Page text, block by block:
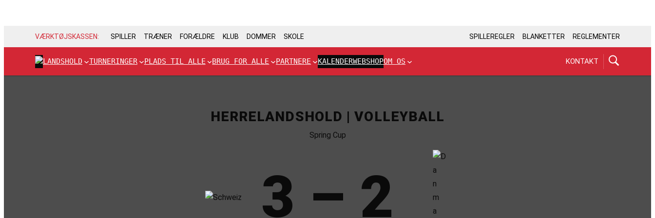
VÆRKTØJSKASSEN: SPILLER TRÆNER FORÆLDRE KLUB DOMMER SKOLE SPILLEREGLER BLANKETTER REGLEMENTER
LANDSHOLD TURNERINGER PLADS TIL ALLE BRUG FOR ALLE PARTNERE KALENDERWEBSHOPOM OS KONTAKT
HERRELANDSHOLD | VOLLEYBALL
Spring Cup
3 – 2